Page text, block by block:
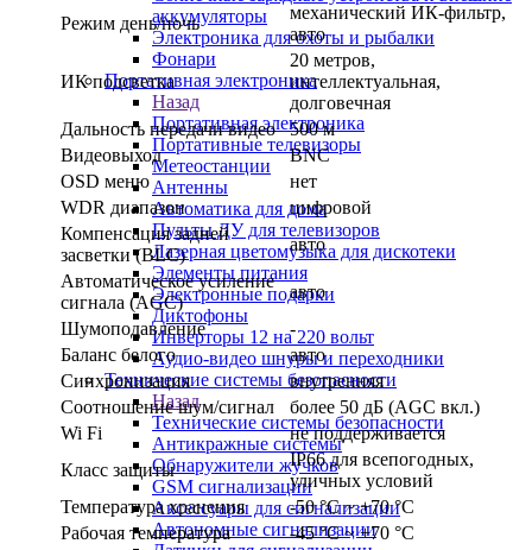
аккумуляторы
Электроника для охоты и рыбалки
Фонари
Портативная электроника
Назад
Портативная электроника
Портативные телевизоры
Метеостанции
Антенны
Автоматика для дома
Пульты ДУ для телевизоров
Лазерная цветомузыка для дискотеки
Элементы питания
Электронные подарки
Диктофоны
Инверторы 12 на 220 вольт
Аудио-видео шнуры и переходники
Технические системы безопасности
Назад
Технические системы безопасности
Антикражные системы
Обнаружители жучков
GSM сигнализации
Аксессуары для сигнализации
Автономные сигнализации
Режим день/ночь
механический ИК-фильтр,
авто
ИК подсветка
20 метров,
интеллектуальная,
долговечная
Дальность передачи видео
500 м
Видеовыход
BNC
OSD меню
нет
WDR диапазон
цифровой
Компенсация задней
засветки (BLC)
авто
Автоматическое усиление
сигнала (AGC)
авто
Шумоподавление
-
Баланс белого
авто
Синхронизация
внутренняя
Соотношение шум/сигнал
более 50 дБ (AGC вкл.)
Wi Fi
не поддерживается
Класс защиты
IP66 для всепогодных,
уличных условий
Температура хранения
-50 °С ~ +70 °С
Рабочая температура
-45 °С ~ +70 °С